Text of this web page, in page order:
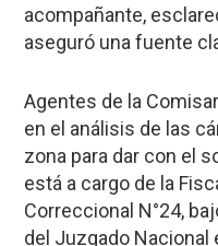
acompañante,
aseguró una fuente
Agentes de la
en el análisis de las
zona para dar con el
está a cargo de la
Correccional N°24,
del Juzgado Nacional